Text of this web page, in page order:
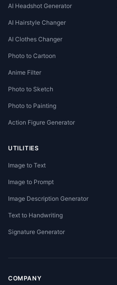
AI Headshot Generator
AI Hairstyle Changer
AI Clothes Changer
Photo to Cartoon
Anime Filter
Photo to Sketch
Photo to Painting
Action Figure Generator
UTILITIES
Image to Text
Image to Prompt
Image Description Generator
Text to Handwriting
Signature Generator
COMPANY